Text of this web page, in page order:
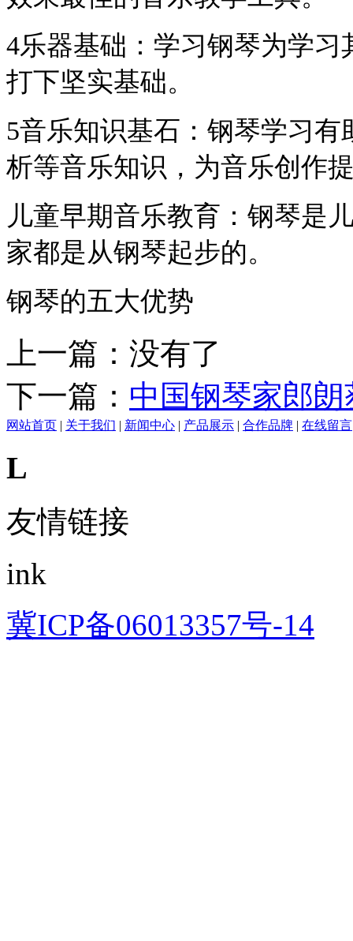
4️乐器基础：学习钢琴为学
打下坚实基础。
5️音乐知识基石：钢琴学习
析等音乐知识，为音乐创作
儿童早期音乐教育：钢琴是
家都是从钢琴起步的。
钢琴的五大优势
上一篇：没有了
下一篇： 中国钢琴家郎
网站首页 | 关于我们 | 新闻中心 | 产品展示 | 合作品牌 | 在线留言
L
友情链接
ink
冀ICP备06013357号-14